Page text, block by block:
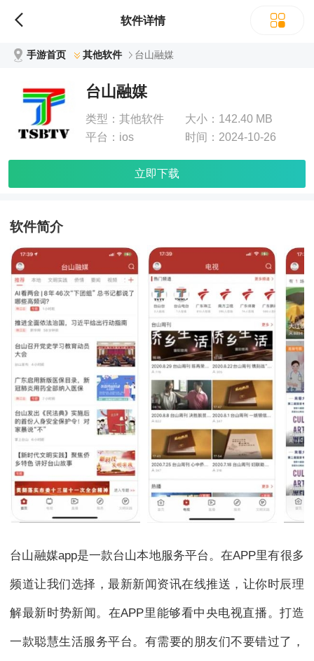
软件详情
手游首页 其他软件 台山融媒
台山融媒
类型： 其他软件 大小： 142.40 MB
平台： ios 时间： 2024-10-26
立即下载
软件简介
台山融媒app是一款台山本地服务平台。在APP里有很多
频道让我们选择，最新新闻资讯在线推送，让你时辰理
解最新时势新闻。在APP里能够看中央电视直播。打造
一款聪慧生活服务平台。有需要的朋友们不要错过了，